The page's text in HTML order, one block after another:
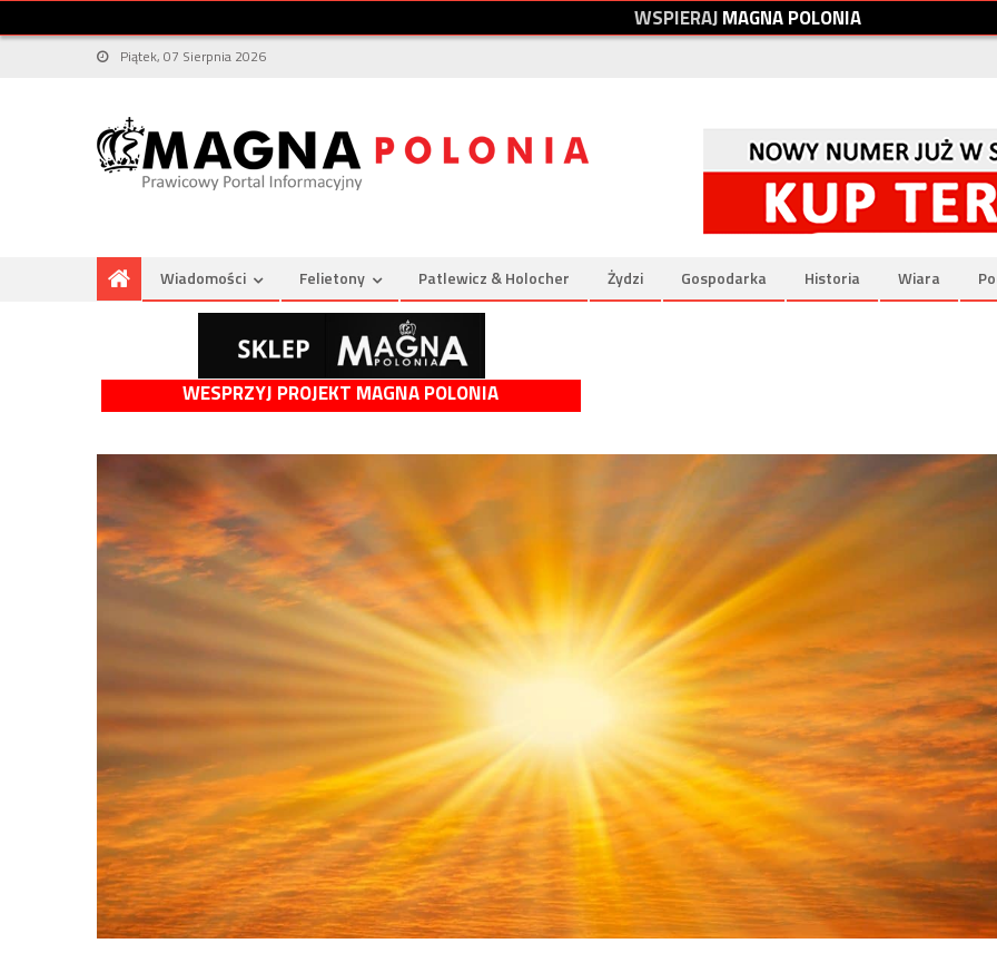
WSPIERAJMAGNAPOLONIA
Piątek, 07 Sierpnia 2026
Wiadomości Felietony Patlewicz & Holocher Żydzi Gospodarka Historia Wiara
WESPRZYJ PROJEKT MAGNA POLONIA